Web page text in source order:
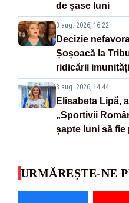
de șase luni
3 aug. 2026, 16:22
Decizie
Șoșoacă la
ridicării
3 aug. 2026, 14:44
Elisabeta Lipă,
„Sportivii
șapte luni să fie
URMĂREȘTE-NE